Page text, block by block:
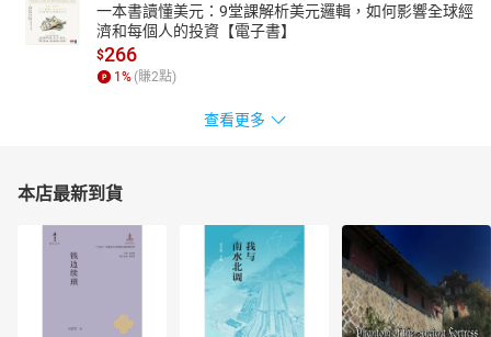
一本書讀懂美元：9堂課解析美元邏輯，如何影響全球經
濟和每個人的投資【電子書】
$266
1% (賺2點)
查看更多
本店最新到貨